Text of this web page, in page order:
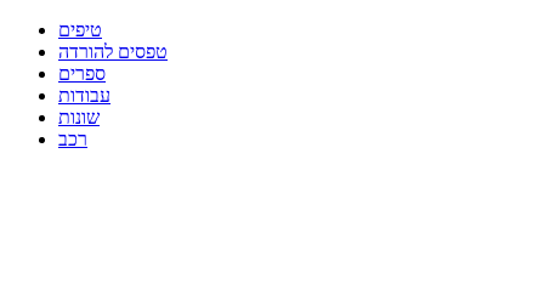
טיפים
טפסים להורדה
ספרים
עבודות
שונות
רכב